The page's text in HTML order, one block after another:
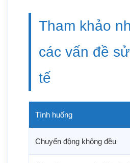
Tham khảo
các vấn đề
tế
Tình huống
Chuyển động không đều